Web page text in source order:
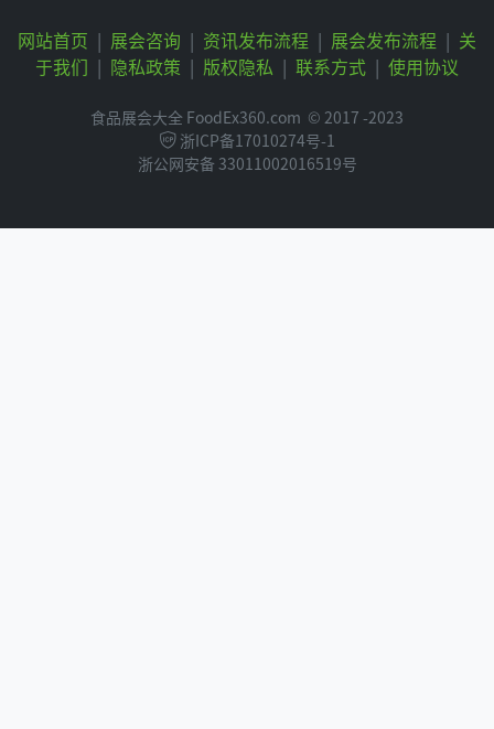
网站首页 | 展会咨询 | 资讯发布流程 | 展会发布流程 | 关
于我们 | 隐私政策 | 版权隐私 | 联系方式 | 使用协议
食品展会大全 FoodEx360.com © 2017 -2023
浙ICP备17010274号-1
浙公网安备 33011002016519号